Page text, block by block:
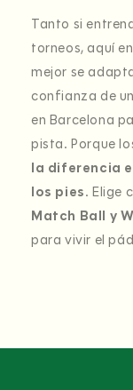
Tanto si
torneos, aquí
mejor se
confianza de
en Barcelona
pista. Porque
la diferencia
los pies. Elige
Match Ball y
para vivir el